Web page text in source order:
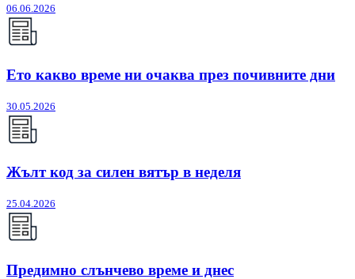
06.06.2026
Ето какво време ни очаква през почивните дни
30.05.2026
Жълт код за силен вятър в неделя
25.04.2026
Предимно слънчево време и днес